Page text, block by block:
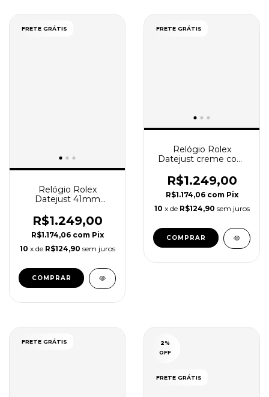
FRETE GRÁTIS
Relógio Rolex
Datejust 41mm
Masculino Pulseira
Jubilee
R$1.249,00
R$1.174,06 com Pix
10 x de R$124,90 sem juros
COMPRAR
FRETE GRÁTIS
Relógio Rolex
Datejust creme com
R$1.249,00
R$1.174,06 com Pix
10 x de R$124,90 sem juros
FRETE GRÁTIS 2%
OFF
FRETE GRÁTIS